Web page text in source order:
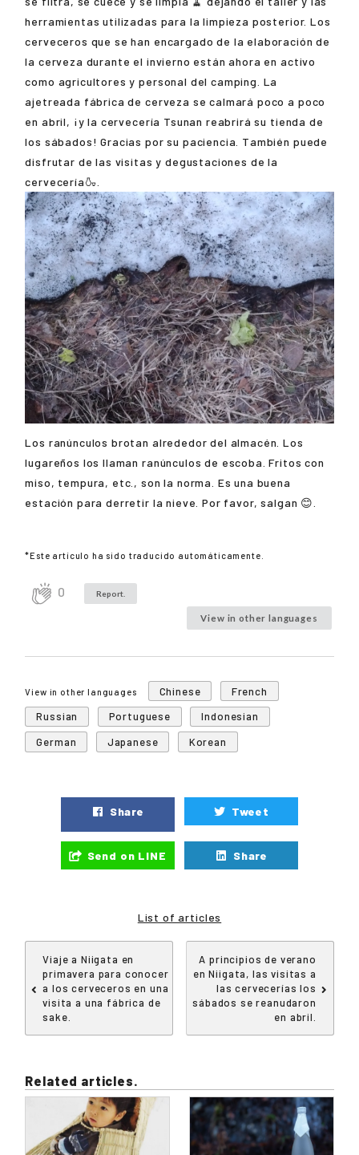
herramientas utilizadas para la limpieza posterior. Los
cerveceros que se han encargado de la elaboración de
la cerveza durante el invierno están ahora en activo
como agricultores y personal del camping. La
ajetreada fábrica de cerveza se calmará poco a poco
en abril, ¡y la cervecería Tsunan reabrirá su tienda de
los sábados! Gracias por su paciencia. También puede
disfrutar de las visitas y degustaciones de la
cervecería🍶.
Los ranúnculos brotan alrededor del almacén. Los
lugareños los llaman ranúnculos de escoba. Fritos con
miso, tempura, etc., son la norma. Es una buena
estación para derretir la nieve. Por favor, salgan 😊.
*Este artículo ha sido traducido automáticamente.
0 Report.
View in other languages
View in other languages Chinese
French
Russian
Portuguese
Indonesian
German
Japanese Korean
Share Tweet
Send on LINE Share
List of articles
Viaje a Niigata en
primavera para conocer
a los cerveceros en una
visita a una fábrica de
sake.
A principios de verano
en Niigata, las visitas a
las cervecerías los
sábados se reanudaron
en abril.
Related articles.